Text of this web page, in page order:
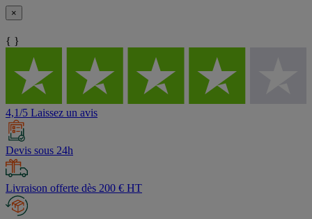
×
{ }
4,1/5 Laissez un avis
Devis sous 24h
Livraison offerte dès 200 € HT